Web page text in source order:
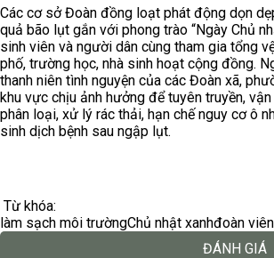
Các cơ sở Đoàn đồng loạt phát động dọn
quả bão lụt gắn với phong trào “Ngày Chủ
sinh viên và người dân cùng tham gia tổng
phố, trường học, nhà sinh hoạt cộng đồng.
thanh niên tình nguyện của các Đoàn xã,
khu vực chịu ảnh hưởng để tuyên truyền,
phân loại, xử lý rác thải, hạn chế nguy cơ ô
sinh dịch bệnh sau ngập lụt.
Từ khóa:
làm sạch môi trườngChủ nhật xanhđoàn viên
ĐÁNH GIÁ